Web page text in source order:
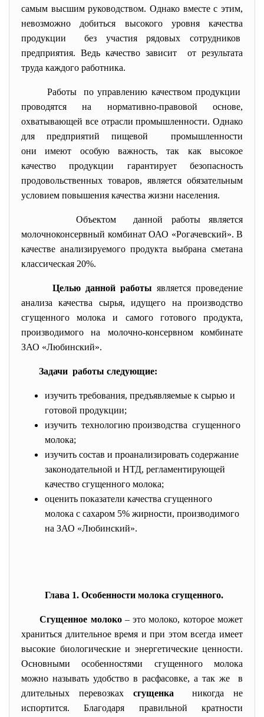
самым высшим руководством. Однако вместе с этим,
невозможно добиться высокого уровня качества
продукции без участия рядовых сотрудников
предприятия. Ведь качество зависит от результата
труда каждого работника.
Работы по управлению качеством продукции
проводятся на нормативно-правовой основе,
охватывающей все отрасли промышленности. Однако
для предприятий пищевой промышленности
они имеют особую важность, так как высокое
качество продукции гарантирует безопасность
продовольственных товаров, является обязательным
условием повышения качества жизни населения.
Объектом данной работы является
молочноконсервный комбинат ОАО «Рогачевский». В
качестве анализируемого продукта выбрана сметана
классическая 20%.
Целью данной работыявляется проведение
анализа качества сырья, идущего на производство
сгущенного молока и самого готового продукта,
производимого на молочно-консервном комбинате
ЗАО «Любинский».
Задачи работы следующие:
изучить требования, предъявляемые к сырью и
готовой продукции;
изучить технологию производства сгущенного
молока;
изучить состав и проанализировать содержание
законодательной и НТД, регламентирующей
качество сгущенного молока;
оценить показатели качества сгущенного
молока с сахаром 5% жирности, производимого
на ЗАО «Любинский».
Глава 1. Особенности молока сгущенного.
Сгущенное молоко– это молоко, которое может
храниться длительное время и при этом всегда имеет
высокие биологические и энергетические ценности.
Основными особенностями сгущенного молока
можно называть удобство в расфасовке, а так же в
длительных перевозках сгущенка
никогда не
испортится. Благодаря правильной кратности